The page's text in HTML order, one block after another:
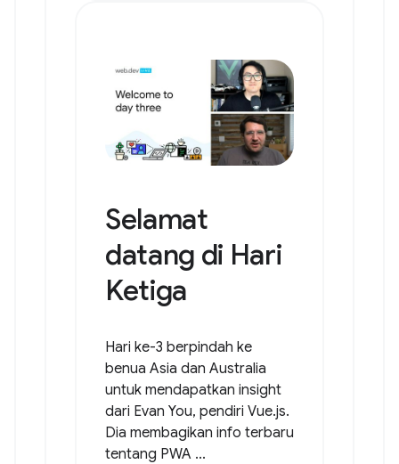
Selamat
datang di Hari
Ketiga
Hari ke-3 berpindah ke
benua Asia dan Australia
untuk mendapatkan insight
dari Evan You, pendiri Vue.js.
Dia membagikan info terbaru
tentang PWA ...